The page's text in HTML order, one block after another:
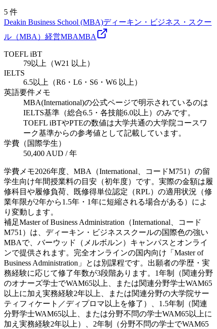
5 件
Deakin Business School (MBA)ディーキン・ビジネス・スクー
ル（MBA） 経営MBAMBA
TOEFL iBT
79以上（W21 以上）
IELTS
6.5以上（R6・L6・S6・W6 以上）
英語要件メモ
MBA(International)の公式ページで明示されているのは
IELTS基準（総合6.5・各技能6.0以上）のみです。
TOEFL iBTやPTEの数値は大学共通の大学院コースワ
ーク基準からの参考値として記載しています。
学費（国際学生）
50,400 AUD / 年
学費メモ2026年度、MBA（International、コードM751）の留
学生向け年間授業料の目安（初年度）です。実際の金額は履
修科目や履修負荷、既修得単位認定（RPL）の適用状況（修
業年限が2年から1.5年・1年に短縮される場合がある）によ
り変動します。
補足Master of Business Administration（International、コード
M751）は、ディーキン・ビジネススクールの国際色の強い
MBAで、バーウッド（メルボルン）キャンパスとオンライ
ンで提供されます。完全オンラインの国内向け「Master of
Business Administration」とは別課程です。出願者の学歴・実
務経験に応じて修了年数が3段階あります。1年制（関連分野
のオナーズ学士でWAM65以上、または関連分野学士WAM65
以上に加え実務経験2年以上、または関連分野の大学院サー
ティフィケート／ディプロマ以上を修了）、1.5年制（関連
分野学士WAM65以上、または分野不問の学士WAM65以上に
加え実務経験2年以上）、2年制（分野不問の学士でWAM65